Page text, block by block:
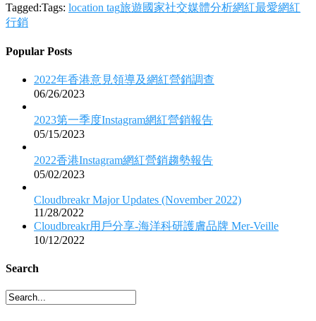
Tagged:Tags: location tag旅遊國家社交媒體分析網紅最愛網紅
行銷
Popular Posts
2022年香港意見領導及網紅營銷調查
06/26/2023
2023第一季度Instagram網紅營銷報告
05/15/2023
2022香港Instagram網紅營銷趨勢報告
05/02/2023
Cloudbreakr Major Updates (November 2022)
11/28/2022
Cloudbreakr用戶分享-海洋科研護膚品牌 Mer-Veille
10/12/2022
Search